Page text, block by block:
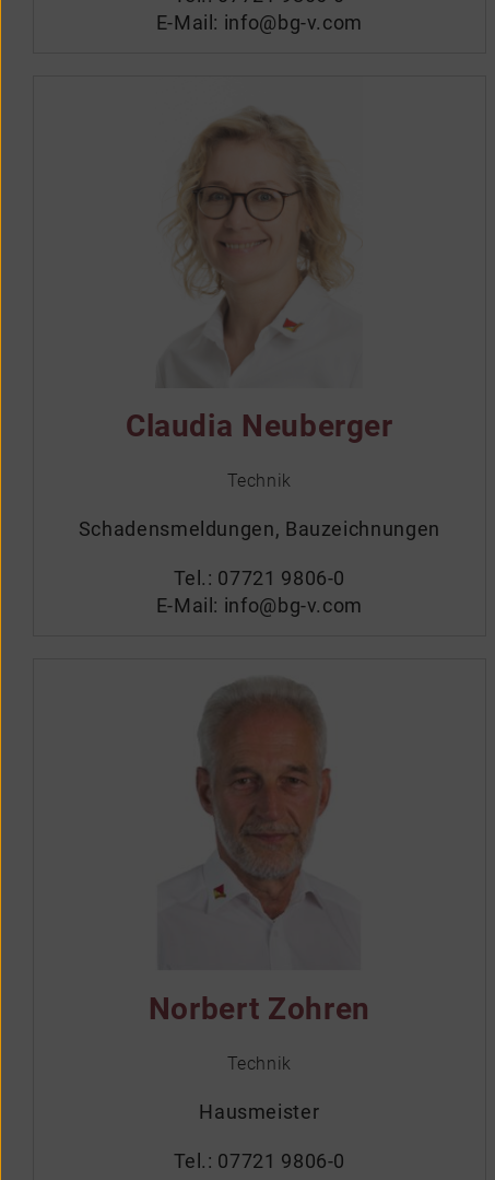
E-Mail: info@bg-v.com
Claudia Neuberger
Technik
Schadensmeldungen, Bauzeichnungen
Tel.: 07721 9806-0
E-Mail: info@bg-v.com
Norbert Zohren
Technik
Hausmeister
Tel.: 07721 9806-0